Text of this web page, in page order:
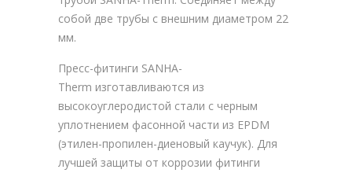
собой две трубы с внешним диаметром 22
мм.
Пресс-фитинги SANHA-
Therm изготавливаются из
высокоуглеродистой стали с черным
уплотнением фасонной части из EPDM
(этилен-пропилен-диеновый каучук). Для
лучшей защиты от коррозии фитинги